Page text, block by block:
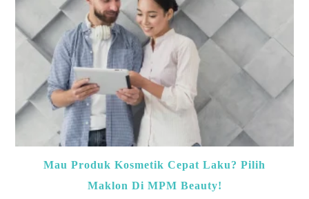
Mau Produk Kosmetik Cepat Laku? Pilih
Maklon Di MPM Beauty!